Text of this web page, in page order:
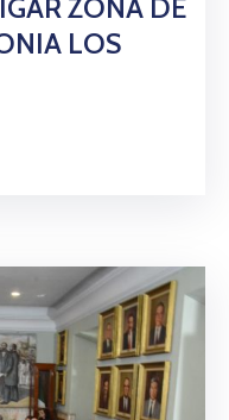
ZONA DE
LOS